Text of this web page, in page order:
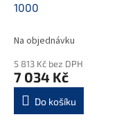
1000
Na objednávku
5 813 Kč bez DPH
7 034 Kč
Do košíku